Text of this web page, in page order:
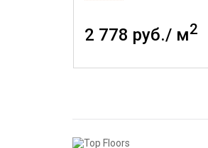
2 778 руб./ м2